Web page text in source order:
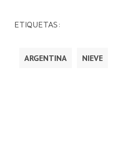
ETIQUETAS:
ARGENTINA NIEVE